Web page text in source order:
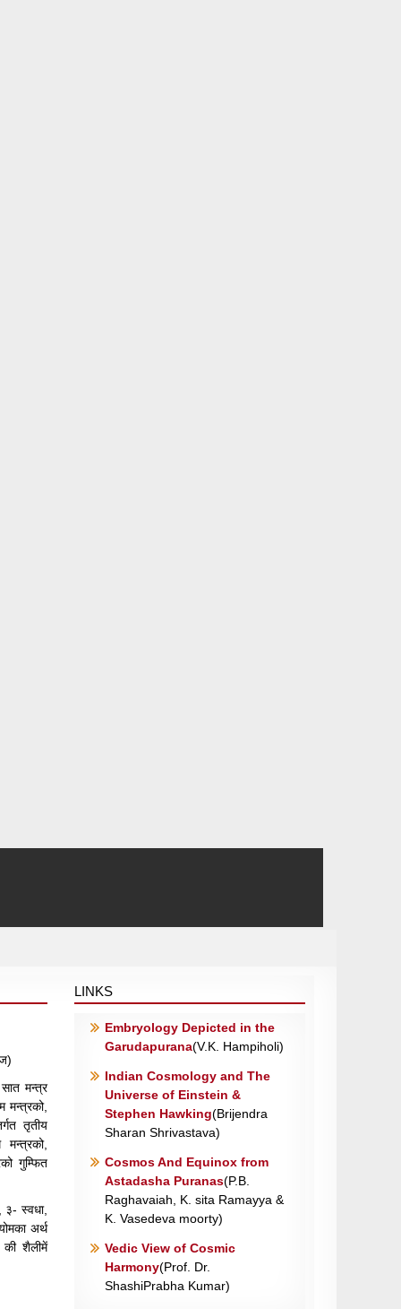
मन्त्र
मन्त्रको,
तृतीय
मन्त्रको,
गुम्फित
३- स्वधा,
अर्थ
की शैलीमें
LINKS
Embryology Depicted in the
Garudapurana(V.K. Hampiholi)
Indian Cosmology and The
Universe of Einstein &
Stephen Hawking(Brijendra
Sharan Shrivastava)
Cosmos And Equinox from
Astadasha Puranas(P.B.
Raghavaiah, K. sita Ramayya &
K. Vasedeva moorty)
Vedic View of Cosmic
Harmony(Prof. Dr.
ShashiPrabha Kumar)